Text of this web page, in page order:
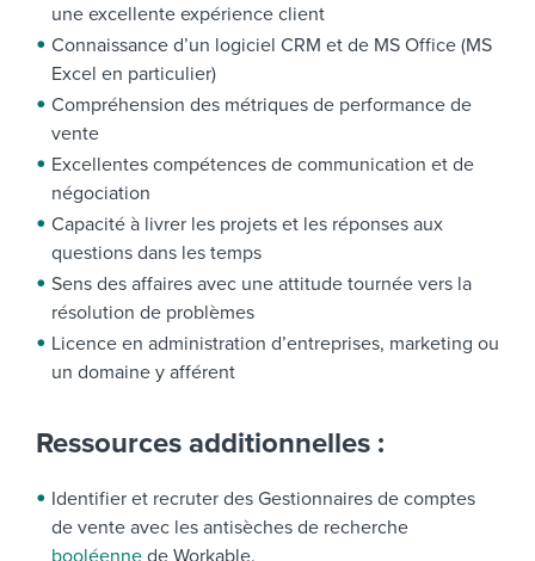
une excellente expérience client
Connaissance d’un logiciel CRM et de MS Office (MS
Excel en particulier)
Compréhension des métriques de performance de
vente
Excellentes compétences de communication et de
négociation
Capacité à livrer les projets et les réponses aux
questions dans les temps
Sens des affaires avec une attitude tournée vers la
résolution de problèmes
Licence en administration d’entreprises, marketing ou
un domaine y afférent
Ressources additionnelles :
Identifier et recruter des Gestionnaires de comptes
de vente avec les antisèches de recherche